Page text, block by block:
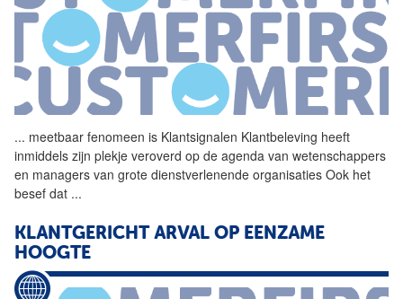
... meetbaar fenomeen is Klantsignalen Klantbeleving heeft
inmiddels zijn plekje veroverd op de agenda van wetenschappers
en managers van grote dienstverlenende organisaties Ook het
besef dat ...
KLANTGERICHT ARVAL OP EENZAME
HOOGTE